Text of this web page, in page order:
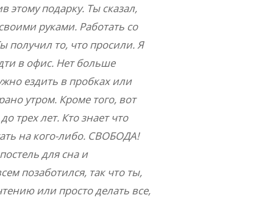
этому подарку. Ты сказал,
руками. Работать со
получил то, что просили. Я
в офис. Нет больше
ездить в пробках или
утром. Кроме того, вот
трех лет. Кто знает что
на кого-либо. СВОБОДА!
для сна и
позаботился, так что ты,
или просто делать все,